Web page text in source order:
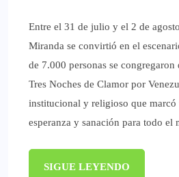
Entre el 31 de julio y el 2 de
Miranda se convirtió en el
de 7.000 personas se
Tres Noches de Clamor por
institucional y religioso que
esperanza y sanación para todo
SIGUE LEYENDO